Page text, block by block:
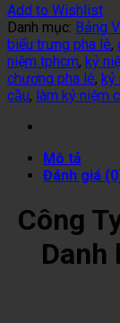
Add to Wishlist
Danh mục: Bảng
biểu trưng pha lê,
niệm tphcm, kỷ
chương pha lê, kỷ
cầu, làm kỷ niệm
Mô tả
Đánh giá
Công
Danh